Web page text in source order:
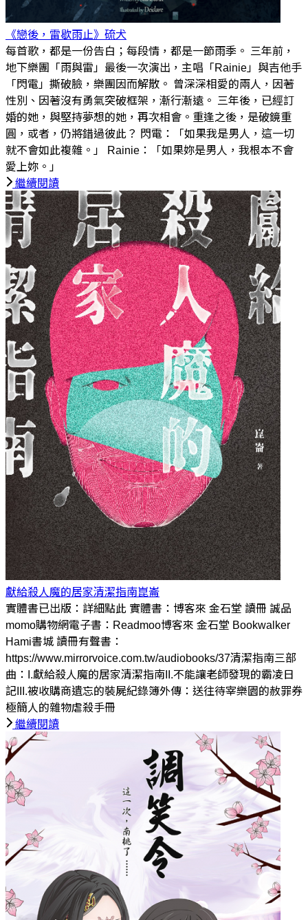
《戀後，雷歇雨止》 硫犬
每首歌，都是一份告白；每段情，都是一節雨季。 三年前，
地下樂團「雨與雷」最後一次演出，主唱「Rainie」與吉他手
「閃電」撕破臉，樂團因而解散。 曾深深相愛的兩人，因著
性別、因著沒有勇氣突破框架，漸行漸遠。 三年後，已經訂
婚的她，與堅持夢想的她，再次相會。重逢之後，是破鏡重
圓，或者，仍將錯過彼此？ 閃電：「如果我是男人，這一切
就不會如此複雜。」 Rainie：「如果妳是男人，我根本不會
愛上妳。」
繼續閱讀
獻給殺人魔的居家清潔指南崑崙
實體書已出版：詳細點此 實體書：博客來 金石堂 讀冊 誠品
momo購物網電子書：Readmoo博客來 金石堂 Bookwalker
Hami書城 讀冊有聲書：
https://www.mirrorvoice.com.tw/audiobooks/37清潔指南三部
曲：I.獻給殺人魔的居家清潔指南II.不能讓老師發現的霸凌日
記III.被收購商遺忘的裝屍紀錄簿外傳：送往待宰樂園的赦罪券
極簡人的雜物虐殺手冊
繼續閱讀